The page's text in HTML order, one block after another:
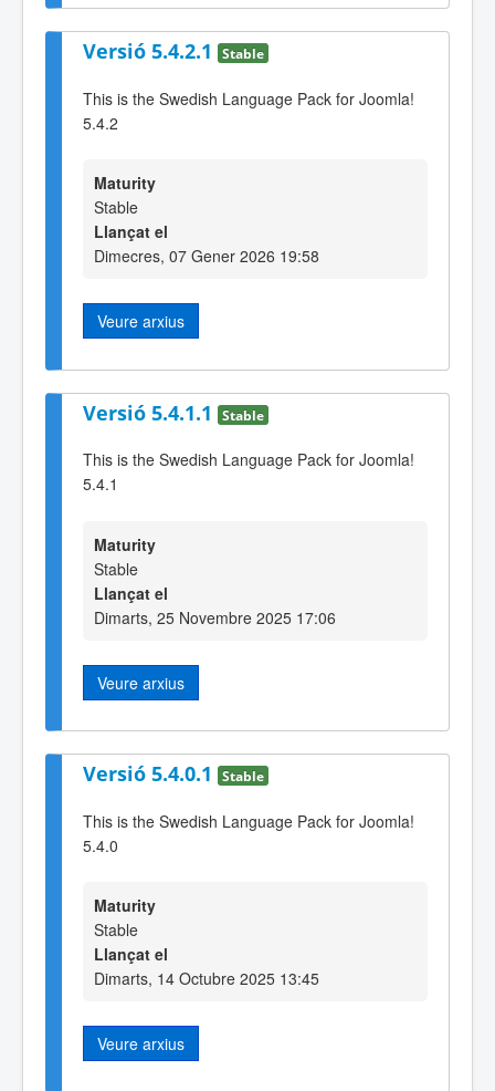
Versió 5.4.2.1 Stable
This is the Swedish Language Pack for Joomla!
5.4.2
Maturity
Stable
Llançat el
Dimecres, 07 Gener 2026 19:58
Veure arxius
Versió 5.4.1.1 Stable
This is the Swedish Language Pack for Joomla!
5.4.1
Maturity
Stable
Llançat el
Dimarts, 25 Novembre 2025 17:06
Veure arxius
Versió 5.4.0.1 Stable
This is the Swedish Language Pack for Joomla!
5.4.0
Maturity
Stable
Llançat el
Dimarts, 14 Octubre 2025 13:45
Veure arxius